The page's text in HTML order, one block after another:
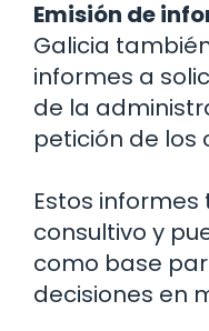
Emisión de
Galicia
informes a
de la
petición de los
Estos
consultivo y
como base
decisiones en